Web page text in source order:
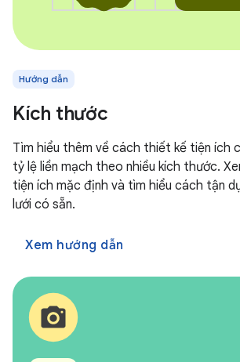
Hướng dẫn
Kích thước
Tìm hiểu thêm về cách thiết kế tiện ích
tỷ lệ liền mạch theo nhiều kích thước.
tiện ích mặc định và tìm hiểu cách tận
lưới có sẵn.
Xem hướng dẫn